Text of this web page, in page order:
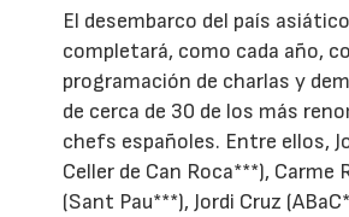
El desembarco del país
completará, como cada año,
programación de charlas y
de cerca de 30 de los más
chefs españoles. Entre ellos,
Celler de Can Roca***), Carme
(Sant Pau***), Jordi Cruz